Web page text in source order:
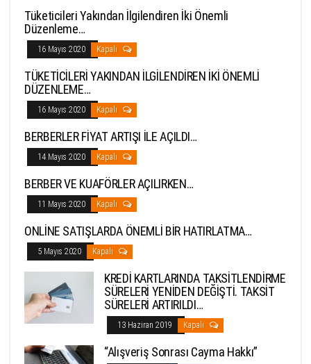
Tüketicileri Yakından İlgilendiren İki Önemli
Düzenleme…
16 Mayıs 2020 Kapalı
TÜKETİCİLERİ YAKINDAN İLGİLENDİREN İKİ ÖNEMLİ
DÜZENLEME…
16 Mayıs 2020 Kapalı
BERBERLER FİYAT ARTIŞI İLE AÇILDI…
14 Mayıs 2020 Kapalı
BERBER VE KUAFÖRLER AÇILIRKEN…
11 Mayıs 2020 Kapalı
ONLİNE SATIŞLARDA ÖNEMLİ BİR HATIRLATMA…
5 Mayıs 2020 Kapalı
KREDİ KARTLARINDA TAKSİTLENDİRME
SÜRELERİ YENİDEN DEĞİŞTİ. TAKSİT
SÜRELERİ ARTIRILDI…
13 Haziran 2019 Kapalı
“Alışveriş Sonrası Cayma Hakkı”